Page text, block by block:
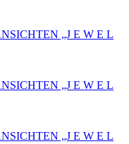
„J E W E L
„J E W E L
„J E W E L